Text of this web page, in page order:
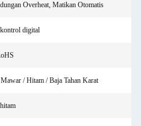
Overheat, Matikan Otomatis
digital
/ Hitam / Baja Tahan Karat